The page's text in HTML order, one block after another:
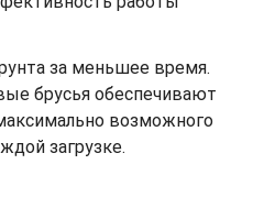
за меньшее время.
брусья обеспечивают
возможного
загрузке.